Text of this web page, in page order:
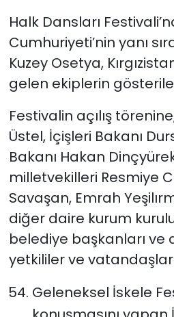
Halk Dansları
Cumhuriyeti’nin yanı
Kuzey Osetya,
gelen ekiplerin
Festivalin açılış
Üstel, İçişleri Bakanı
Bakanı Hakan
milletvekilleri Resmiye
Savaşan, Emrah
diğer daire kurum
belediye başkanları ve
yetkililer ve vatandaşlar
Geleneksel İskele